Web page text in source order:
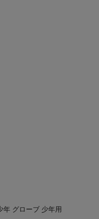
年 グローブ 少年用